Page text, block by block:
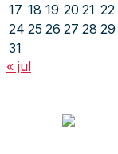
17 18 19 20 21 22
24 25 26 27 28 29
31
« jul